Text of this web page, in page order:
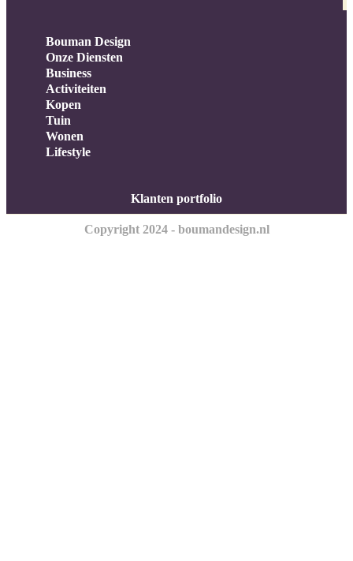
Bouman Design
Onze Diensten
Business
Activiteiten
Kopen
Tuin
Wonen
Lifestyle
Klanten portfolio
Copyright 2024 - boumandesign.nl